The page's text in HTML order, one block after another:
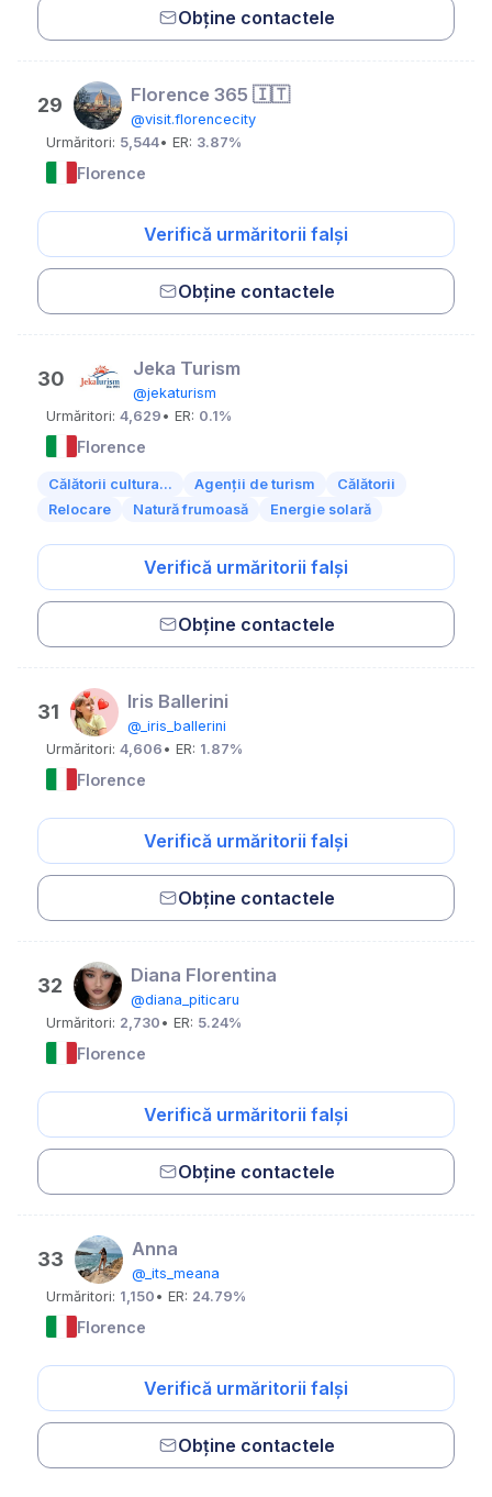
Obține contactele
29 Florence 365 🇮🇹
@visit.florencecity
Urmăritori: 5,544• ER: 3.87%
Florence
Verifică urmăritorii falși
Obține contactele
30 Jeka Turism
@jekaturism
Urmăritori: 4,629 • ER: 0.1%
Florence
Călătorii cultura... Agenții de turism
Călătorii
Relocare
Natură frumoasă Energie solară
Verifică urmăritorii falși
Obține contactele
31 Iris Ballerini
@_iris_ballerini
Urmăritori: 4,606 • ER: 1.87%
Florence
Verifică urmăritorii falși
Obține contactele
32 Diana Florentina
@diana_piticaru
Urmăritori: 2,730 • ER: 5.24%
Florence
Verifică urmăritorii falși
Obține contactele
33 Anna
@_its_meana
Urmăritori: 1,150 • ER: 24.79%
Florence
Verifică urmăritorii falși
Obține contactele